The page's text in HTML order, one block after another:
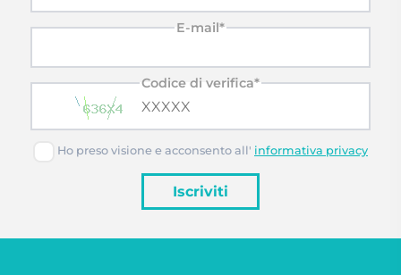
E-mail*
Codice di verifica*
Ho preso visione e acconsento all' informativa privacy
Iscriviti